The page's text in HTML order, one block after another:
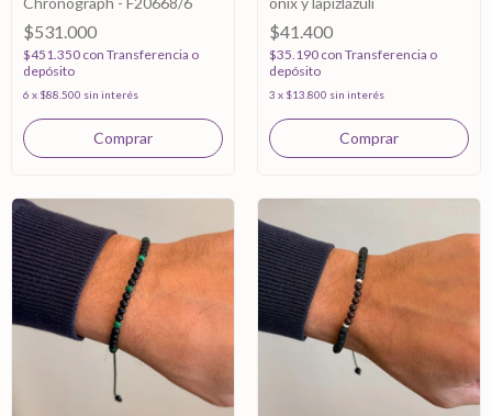
$531.000
$451.350 con Transferencia o
depósito
6 x $88.500 sin interés
$41.400
$35.190 con Transferencia o
depósito
3 x $13.800 sin interés